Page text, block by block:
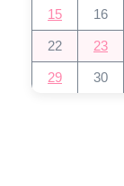
15 16
22 23
29 30